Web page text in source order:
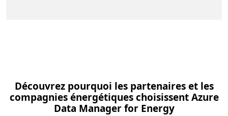
Découvrez pourquoi les partenaires et les
compagnies énergétiques choisissent Azure
Data Manager for Energy